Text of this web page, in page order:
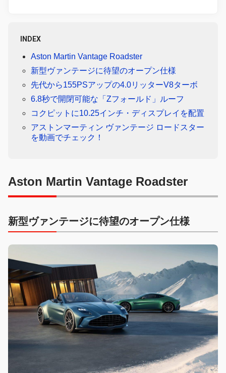
INDEX
Aston Martin Vantage Roadster
新型ヴァンテージに待望のオープン仕様
先代から155PSアップの4.0リッターV8ターボ
6.8秒で開閉可能な「Zフォールド」ルーフ
コクピットに10.25インチ・ディスプレイを配置
アストンマーティン ヴァンテージ ロードスター
を動画でチェック！
Aston Martin Vantage Roadster
新型ヴァンテージに待望のオープン仕様